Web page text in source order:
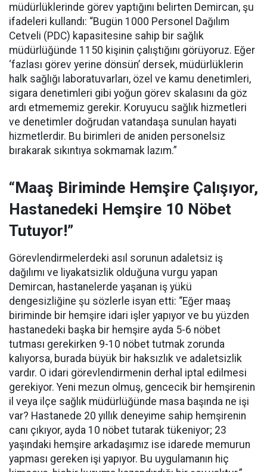
müdürlüklerinde görev yaptığını belirten Demircan, şu
ifadeleri kullandı: “Bugün 1000 Personel Dağılım
Cetveli (PDC) kapasitesine sahip bir sağlık
müdürlüğünde 1150 kişinin çalıştığını görüyoruz. Eğer
‘fazlası görev yerine dönsün’ dersek, müdürlüklerin
halk sağlığı laboratuvarları, özel ve kamu denetimleri,
sigara denetimleri gibi yoğun görev skalasını da göz
ardı etmememiz gerekir. Koruyucu sağlık hizmetleri
ve denetimler doğrudan vatandaşa sunulan hayati
hizmetlerdir. Bu birimleri de aniden personelsiz
bırakarak sıkıntıya sokmamak lazım.”
“Maaş Biriminde Hemşire Çalışıyor,
Hastanedeki Hemşire 10 Nöbet
Tutuyor!”
Görevlendirmelerdeki asıl sorunun adaletsiz iş
dağılımı ve liyakatsizlik olduğuna vurgu yapan
Demircan, hastanelerde yaşanan iş yükü
dengesizliğine şu sözlerle isyan etti: “Eğer maaş
biriminde bir hemşire idari işler yapıyor ve bu yüzden
hastanedeki başka bir hemşire ayda 5-6 nöbet
tutması gerekirken 9-10 nöbet tutmak zorunda
kalıyorsa, burada büyük bir haksızlık ve adaletsizlik
vardır. O idari görevlendirmenin derhal iptal edilmesi
gerekiyor. Yeni mezun olmuş, gencecik bir hemşirenin
il veya ilçe sağlık müdürlüğünde masa başında ne işi
var? Hastanede 20 yıllık deneyime sahip hemşirenin
canı çıkıyor, ayda 10 nöbet tutarak tükeniyor; 23
yaşındaki hemşire arkadaşımız ise idarede memurun
yapması gereken işi yapıyor. Bu uygulamanın hiç